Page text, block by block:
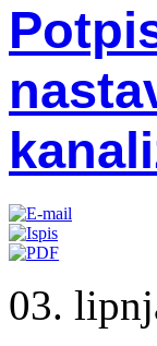
03.